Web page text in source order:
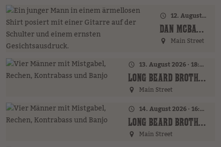
12. August 2026 · 20:00 Uhr
DAN MCBAKER (GER)
Main Street
13. August 2026 · 18:00 Uhr
LONG BEARD BROTHERS (AT)
Main Street
14. August 2026 · 16:00 Uhr – 18:00 Uhr
LONG BEARD BROTHERS (AT)
Main Street